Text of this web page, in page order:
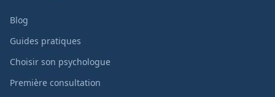
Blog
Guides pratiques
Choisir son psychologue
Première consultation